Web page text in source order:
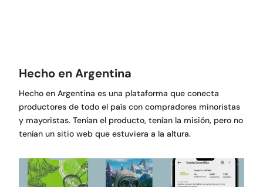
Hecho en Argentina
Hecho en Argentina es una plataforma que conecta
productores de todo el país con compradores minoristas
y mayoristas. Tenían el producto, tenían la misión, pero no
tenían un sitio web que estuviera a la altura.